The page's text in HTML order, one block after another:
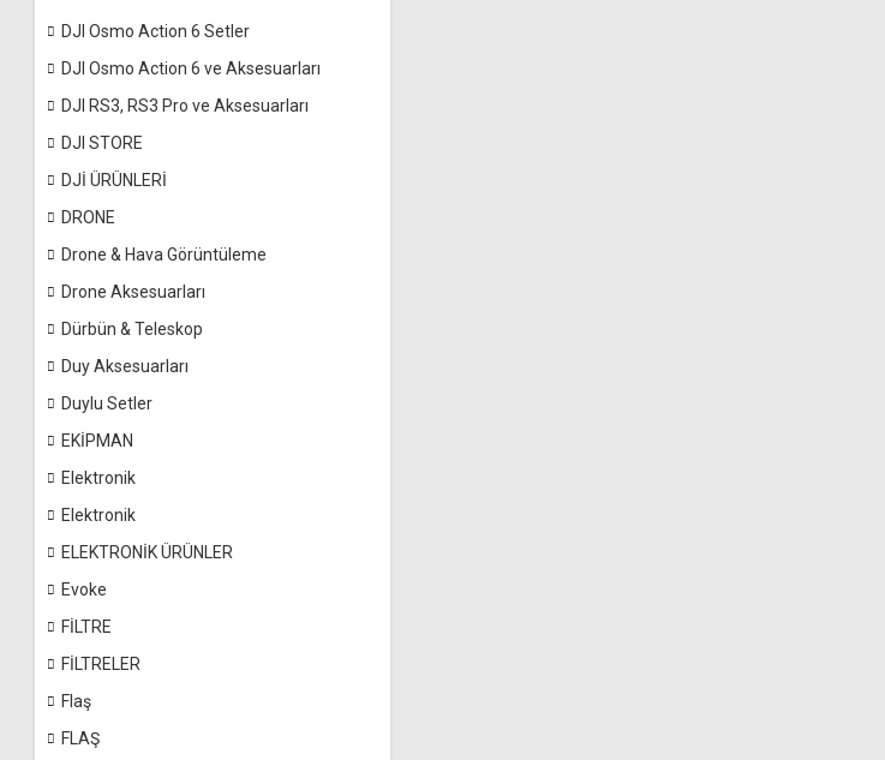
DJI Osmo Action 6 Setler
DJI Osmo Action 6 ve Aksesuarları
DJI RS3, RS3 Pro ve Aksesuarları
DJI STORE
DJİ ÜRÜNLERİ
DRONE
Drone & Hava Görüntüleme
Drone Aksesuarları
Dürbün & Teleskop
Duy Aksesuarları
Duylu Setler
EKİPMAN
Elektronik
Elektronik
ELEKTRONİK ÜRÜNLER
Evoke
FİLTRE
FİLTRELER
Flaş
FLAŞ